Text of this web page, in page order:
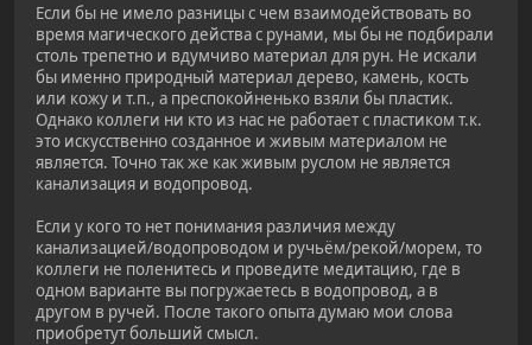
Если бы не имело разницы с чем взаимодействовать во
время магического действа с рунами, мы бы не подбирали
столь трепетно и вдумчиво материал для рун. Не искали
бы именно природный материал дерево, камень, кость
или кожу и т.п., а преспокойненько взяли бы пластик.
Однако коллеги ни кто из нас не работает с пластиком т.к.
это искусственно созданное и живым материалом не
является. Точно так же как живым руслом не является
канализация и водопровод.
Если у кого то нет понимания различия между
канализацией/водопроводом и ручьём/рекой/морем, то
коллеги не поленитесь и проведите медитацию, где в
одном варианте вы погружаетесь в водопровод, а в
другом в ручей. После такого опыта думаю мои слова
приобретут больший смысл.